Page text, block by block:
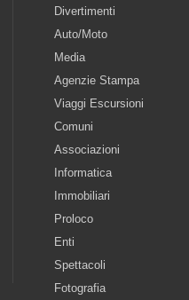
Divertimenti
Auto/Moto
Media
Agenzie Stampa
Viaggi Escursioni
Comuni
Associazioni
Informatica
Immobiliari
Proloco
Enti
Spettacoli
Fotografia